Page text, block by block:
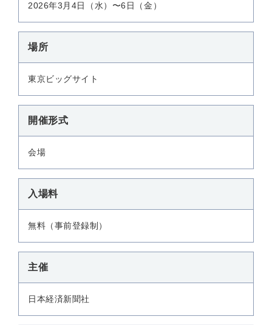
2026年3月4日（水）〜6日（金）
場所
東京ビッグサイト
開催形式
会場
入場料
無料（事前登録制）
主催
日本経済新聞社